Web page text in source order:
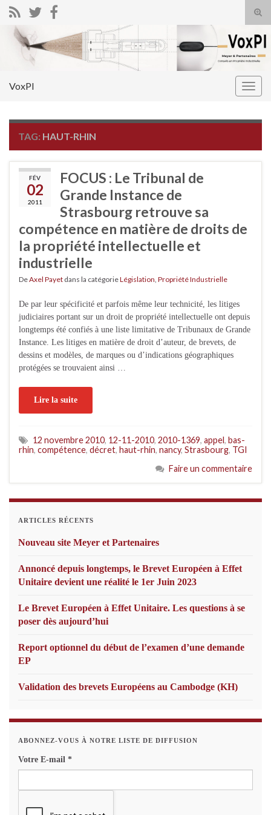
Search for:
VoxPI
TAG: HAUT-RHIN
FÉV
02
2011
FOCUS : Le Tribunal de
Grande Instance de
Strasbourg retrouve sa
compétence en matière de droits de
la propriété intellectuelle et
industrielle
DeAxel Payet dans la catégorieLégislation Propriété Industrielle
De par leur spécificité et parfois même leur technicité, les litiges
judiciaires portant sur un droit de propriété intellectuelle ont depuis
longtemps été confiés à une liste limitative de Tribunaux de Grande
Instance. Les litiges en matière de droit d’auteur, de brevets, de
dessins et modèles, de marques ou d’indications géographiques
protégées se trouvaient ainsi …
Lire la suite
12 novembre 2010, 12-11-2010, 2010-1369, appel, bas-
rhin, compétence, décret, haut-rhin, nancy, Strasbourg, TGI
Faire un commentaire
ARTICLES RÉCENTS
Nouveau site Meyer et Partenaires
Annoncé depuis longtemps, le Brevet Européen à Effet
Unitaire devient une réalité le 1er Juin 2023
Le Brevet Européen à Effet Unitaire. Les questions à se
poser dès aujourd’hui
Report optionnel du début de l’examen d’une demande
EP
Validation des brevets Européens au Cambodge (KH)
ABONNEZ-VOUS À NOTRE LISTE DE DIFFUSION
Votre E-mail *